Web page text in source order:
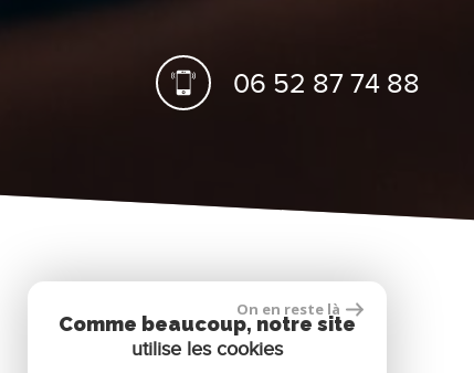
06 52 87 74 88
Nous suivre
On en reste là
Comme beaucoup, notre site
utilise les cookies